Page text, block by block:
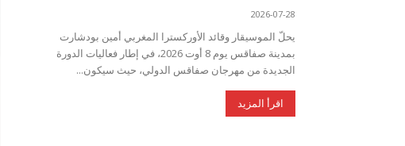
2026-07-28
يحلّ الموسيقار وقائد الأوركسترا المغربي أمين بودشارت
بمدينة صفاقس يوم 8 أوت 2026، في إطار فعاليات الدورة
الجديدة من مهرجان صفاقس الدولي، حيث سيكون...
اقرأ المزيد